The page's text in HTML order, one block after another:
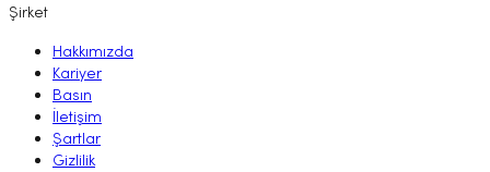
Şirket
Hakkımızda
Kariyer
Basın
İletişim
Şartlar
Gizlilik